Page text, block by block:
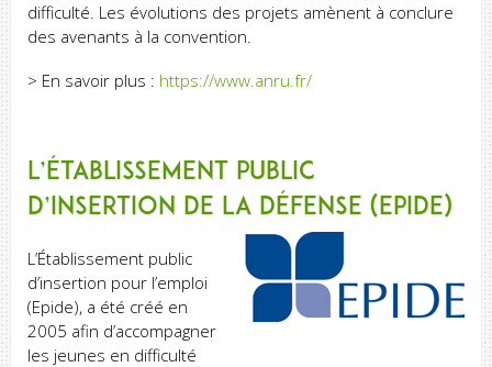
difficulté. Les évolutions des projets amènent à conclure
des avenants à la convention.
> En savoir plus : https://www.anru.fr/
L’Établissement public
d’insertion de la défense (Epide)
L’Établissement public
d’insertion pour l’emploi
(Epide), a été créé en
2005 afin d’accompagner
les jeunes en difficulté